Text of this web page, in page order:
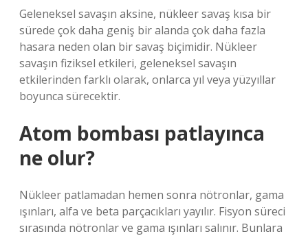
Geleneksel savaşın aksine, nükleer savaş kısa bir
sürede çok daha geniş bir alanda çok daha fazla
hasara neden olan bir savaş biçimidir. Nükleer
savaşın fiziksel etkileri, geleneksel savaşın
etkilerinden farklı olarak, onlarca yıl veya yüzyıllar
boyunca sürecektir.
Atom bombası patlayınca
ne olur?
Nükleer patlamadan hemen sonra nötronlar, gama
ışınları, alfa ve beta parçacıkları yayılır. Fisyon süreci
sırasında nötronlar ve gama ışınları salınır. Bunlara